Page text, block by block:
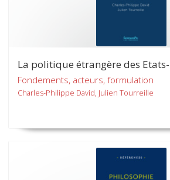
La politique étrangère des
Fondements, acteurs, formulation
Charles-Philippe David, Julien Tourreille